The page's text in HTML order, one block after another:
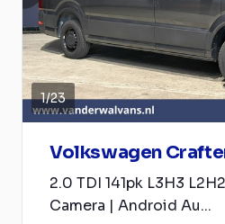
1/23
Volkswagen
2.0 TDI 141pk L3H3
Camera | Android Au...